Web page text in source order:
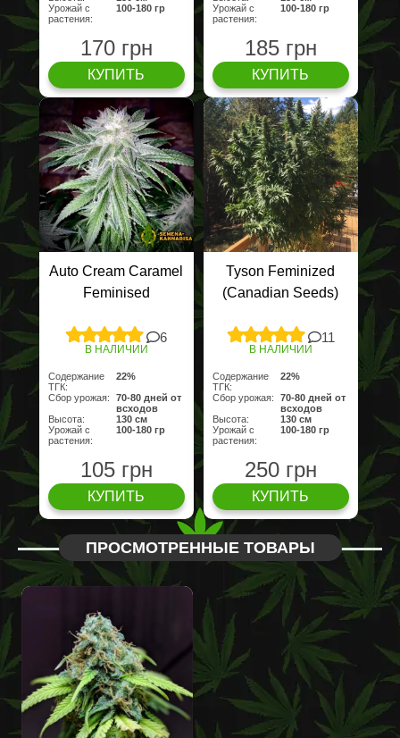
Урожай с
растения:
100-180 гр
170 грн
КУПИТЬ
Урожай с
растения:
100-180 гр
185 грн
КУПИТЬ
Auto Cream Caramel
Feminised
6
В НАЛИЧИИ
Содержание
ТГК:
22%
Сбор урожая:
70-80 дней от
всходов
Высота:
130 cм
Урожай с
растения:
100-180 гр
105 грн
КУПИТЬ
Tyson Feminized
(Canadian Seeds)
11
В НАЛИЧИИ
Содержание
ТГК:
22%
Сбор урожая:
70-80 дней от
всходов
Высота:
130 cм
Урожай с
растения:
100-180 гр
250 грн
КУПИТЬ
ПРОСМОТРЕННЫЕ ТОВАРЫ